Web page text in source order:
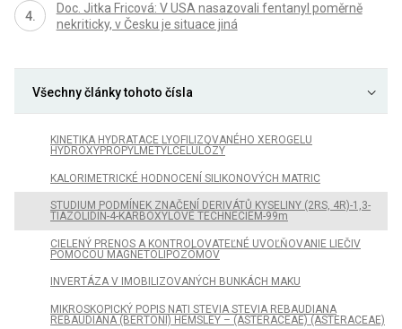
Doc. Jitka Fricová: V USA nasazovali fentanyl poměrně
nekriticky, v Česku je situace jiná
Všechny články tohoto čísla
KINETIKA HYDRATACE LYOFILIZOVANÉHO XEROGELU
HYDROXYPROPYLMETYLCELULÓZY
KALORIMETRICKÉ HODNOCENÍ SILIKONOVÝCH MATRIC
STUDIUM PODMÍNEK ZNAČENÍ DERIVÁTŮ KYSELINY (2RS, 4R)-1,3-
TIAZOLIDÍN-4-KARBOXYLOVÉ TECHNECIEM-99m
CIELENÝ PRENOS A KONTROLOVATEĽNÉ UVOĽŇOVANIE LIEČIV
POMOCOU MAGNETOLIPOZÓMOV
INVERTÁZA V IMOBILIZOVANÝCH BUNKÁCH MAKU
MIKROSKOPICKÝ POPIS NATI STEVIA STEVIA REBAUDIANA
REBAUDIANA (BERTONI) HEMSLEY – (ASTERACEAE) (ASTERACEAE)